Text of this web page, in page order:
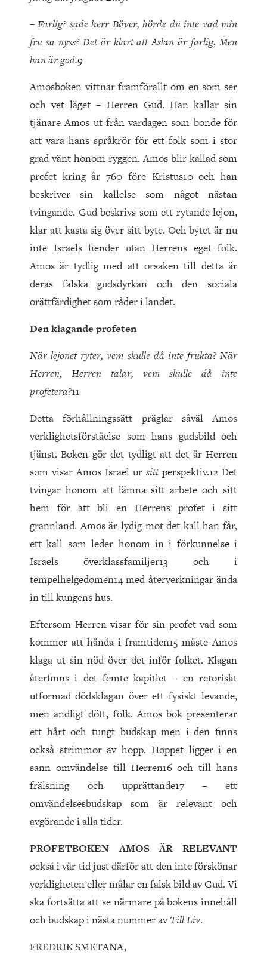
– Farlig? sade herr Bäver, hörde du inte vad min
fru sa nyss? Det är klart att Aslan är farlig. Men
han är god.9
Amosboken vittnar framförallt om en som ser
och vet läget – Herren Gud. Han kallar sin
tjänare Amos ut från vardagen som bonde för
att vara hans språkrör för ett folk som i stor
grad vänt honom ryggen. Amos blir kallad som
profet kring år 760 före Kristus10 och han
beskriver sin kallelse som något nästan
tvingande. Gud beskrivs som ett rytande lejon,
klar att kasta sig över sitt byte. Och bytet är nu
inte Israels fiender utan Herrens eget folk.
Amos är tydlig med att orsaken till detta är
deras falska gudsdyrkan och den sociala
orättfärdighet som råder i landet.
Den klagande profeten
När lejonet ryter, vem skulle då inte frukta? När
Herren, Herren talar, vem skulle då inte
profetera?11
Detta förhållningssätt präglar såväl Amos
verklighetsförståelse som hans gudsbild och
tjänst. Boken gör det tydligt att det är Herren
som visar Amos Israel ur sitt perspektiv.12 Det
tvingar honom att lämna sitt arbete och sitt
hem för att bli en Herrens profet i sitt
grannland. Amos är lydig mot det kall han får,
ett kall som leder honom in i förkunnelse i
Israels överklassfamiljer13 och i
tempelhelgedomen14 med återverkningar ända
in till kungens hus.
Eftersom Herren visar för sin profet vad som
kommer att hända i framtiden15 måste Amos
klaga ut sin nöd över det inför folket. Klagan
återfinns i det femte kapitlet – en retoriskt
utformad dödsklagan över ett fysiskt levande,
men andligt dött, folk. Amos bok presenterar
ett hårt och tungt budskap men i den finns
också strimmor av hopp. Hoppet ligger i en
sann omvändelse till Herren16 och till hans
frälsning och upprättande17 – ett
omvändelsesbudskap som är relevant och
avgörande i alla tider.
PROFETBOKEN AMOS ÄR RELEVANT
också i vår tid just därför att den inte förskönar
verkligheten eller målar en falsk bild av Gud. Vi
ska fortsätta att se närmare på bokens innehåll
och budskap i nästa nummer avTill Liv.
FREDRIK SMETANA,